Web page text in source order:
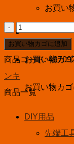
お買い
お買い物カゴ
お買い物カ
ｱ
ｻ
ﾋ
ﾍﾟ
ﾝ
お買い物カゴに追加
商品コード:
ンキ
商品一覧
DIY用品
先端工